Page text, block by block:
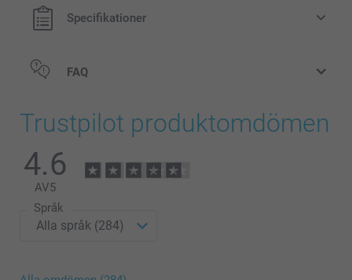
Specifikationer
FAQ
Trustpilot produktomdömen
4.6
AV5
Språk